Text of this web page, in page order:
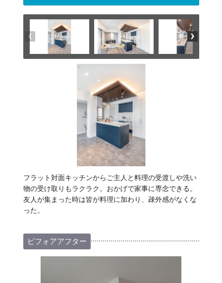
フラット対面キッチンからご主人と料理の受渡しや洗い
物の受け取りもラクラク。おかげで家事に専念できる。
友人が集まった時は皆が料理に加わり、疎外感がなくな
った。
ビフォアアフター